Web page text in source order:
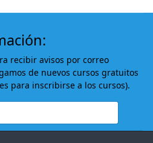
recibir avisos por correo
de nuevos cursos gratuitos
para inscribirse a los cursos).